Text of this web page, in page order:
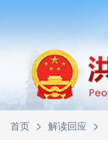
首页 > 解读回应 >